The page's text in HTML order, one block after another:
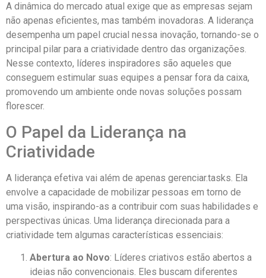
A dinâmica do mercado atual exige que as empresas sejam
não apenas eficientes, mas também inovadoras. A liderança
desempenha um papel crucial nessa inovação, tornando-se o
principal pilar para a criatividade dentro das organizações.
Nesse contexto, líderes inspiradores são aqueles que
conseguem estimular suas equipes a pensar fora da caixa,
promovendo um ambiente onde novas soluções possam
florescer.
O Papel da Liderança na
Criatividade
A liderança efetiva vai além de apenas gerenciar.tasks. Ela
envolve a capacidade de mobilizar pessoas em torno de
uma visão, inspirando-as a contribuir com suas habilidades e
perspectivas únicas. Uma liderança direcionada para a
criatividade tem algumas características essenciais:
Abertura ao Novo: Líderes criativos estão abertos a
ideias não convencionais. Eles buscam diferentes